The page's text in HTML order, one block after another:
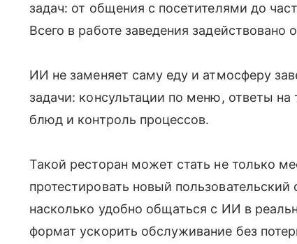
задач: от общения с посетителями до
Всего в работе заведения задействовано
ИИ не заменяет саму еду и атмосферу
задачи: консультации по меню, ответы
блюд и контроль процессов.
Такой ресторан может стать не только
протестировать новый
насколько удобно общаться с ИИ в
формат ускорить обслуживание без